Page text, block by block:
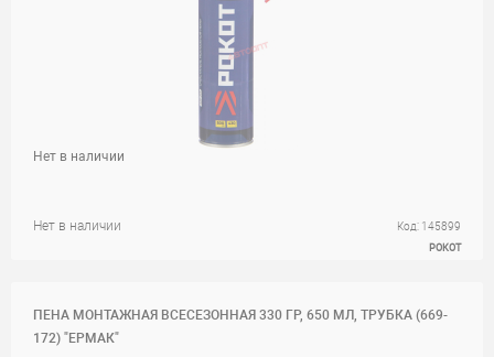
Нет в наличии Код: 145899
РОКОТ
Нет в наличии
ПЕНА МОНТАЖНАЯ ВСЕСЕЗОННАЯ 330 ГР, 650 МЛ, ТРУБКА (669-
172) "ЕРМАК"